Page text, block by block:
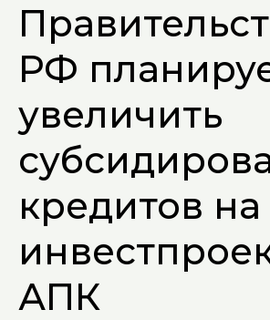
РФ
увеличить
кредитов на
АПК